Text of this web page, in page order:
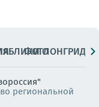
ФОТОЛОНГРИДЫ
региональной